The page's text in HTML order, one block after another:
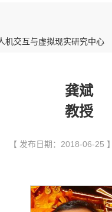
机交互与虚拟现实研究中心
龚斌
教授
【 发布日期：2018-06-25